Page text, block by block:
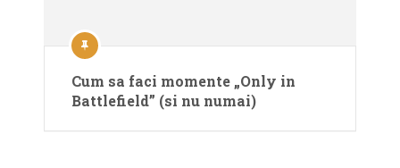
Cum sa faci momente „Only in
Battlefield” (si nu numai)